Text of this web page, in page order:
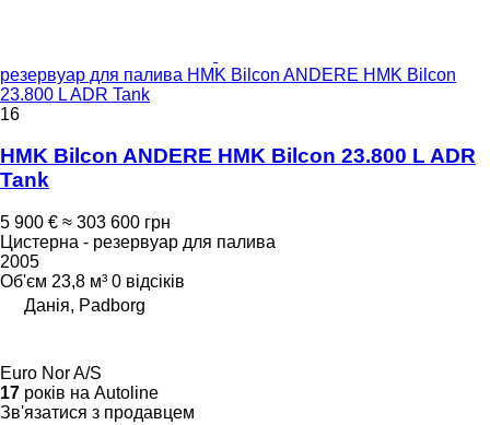
резервуар для палива HMK Bilcon ANDERE HMK Bilcon
23.800 L ADR Tank
16
HMK Bilcon ANDERE HMK Bilcon 23.800 L ADR
Tank
5 900 € ≈ 303 600 грн
Цистерна - резервуар для палива
2005
Об'єм 23,8 м³ 0 відсіків
Данія, Padborg
Euro Nor A/S
17 років на Autoline
Зв'язатися з продавцем